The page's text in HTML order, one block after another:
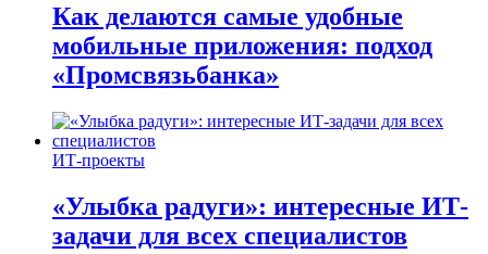
Как делаются самые удобные
мобильные приложения: подход
«Промсвязьбанка»
ИТ-проекты
«Улыбка радуги»: интересные ИТ-
задачи для всех специалистов